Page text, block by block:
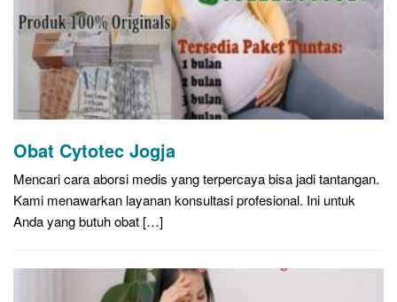
Obat Cytotec Jogja
Mencari cara aborsi medis yang terpercaya bisa jadi tantangan.
Kami menawarkan layanan konsultasi profesional. Ini untuk
Anda yang butuh obat […]